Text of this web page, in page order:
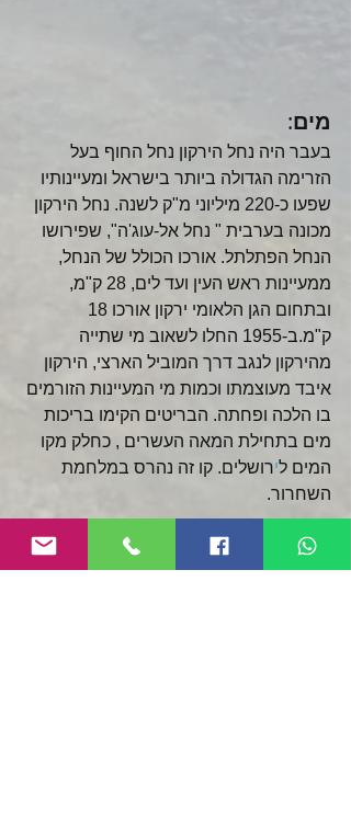
מים:
בעבר היה נחל הירקון נחל החוף בעל
הזרימה הגדולה ביותר בישראל ומעיינותיו
שפעו כ-220 מיליוני מ"ק לשנה. נחל הירקון
מכונה בערבית " נחל אל-עוג'ה", שפירושו
הנחל הפתלתל. אורכו הכולל של הנחל,
ממעיינות ראש העין ועד לים, 28 ק"מ,
ק"מ.ב-1955 החלו לשאוב מי שתייה
מהירקון לנגב דרך המוביל הארצי, הירקון
איבד מעוצמתו וכמות מי המעיינות הזורמים
בו הלכה ופחתה. הבריטים הקימו בריכות
מים בתחילת המאה העשרים , כחלק מקו
המים לירושלים. קו זה נהרס במלחמת
השחרור.
לטייל עם התנ"ך